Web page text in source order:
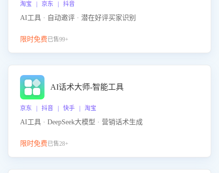
淘宝 | 京东 | 抖音
AI工具 · 自动邀评 · 潜在好评买家识别
限时免费已售99+
AI话术大师-智能工具
京东 | 抖音 | 快手 | 淘宝
AI工具 · DeepSeek大模型 · 营销话术生成
限时免费已售28+